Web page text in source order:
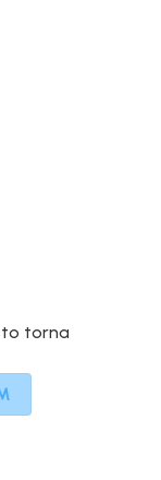
torna